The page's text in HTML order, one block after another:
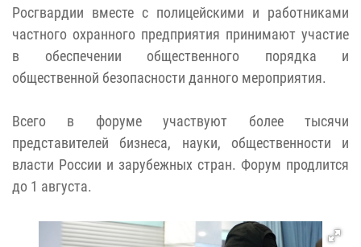
Росгвардии вместе с полицейскими и работниками
частного охранного предприятия принимают участие
в обеспечении общественного порядка и
общественной безопасности данного мероприятия.
Всего в форуме участвуют более тысячи
представителей бизнеса, науки, общественности и
власти России и зарубежных стран. Форум продлится
до 1 августа.